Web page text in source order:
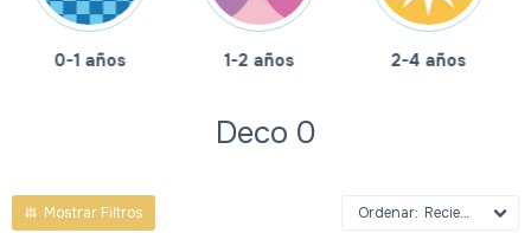
1-2 años 2-4 años 4-6 años
Deco 0
Recientes